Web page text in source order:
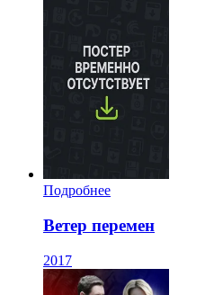
Подробнее
Ветер перемен
2017